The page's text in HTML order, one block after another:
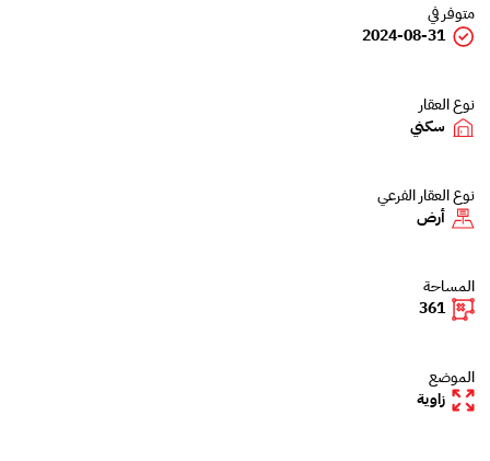
متوفر في
2024-08-31
نوع العقار
سكني
نوع العقار الفرعي
أرض
المساحة
361
الموضع
زاوية